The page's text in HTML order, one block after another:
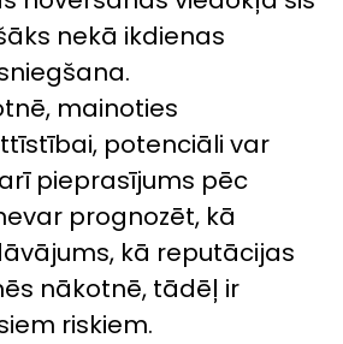
nekā ikdienas
mainoties
potenciāli var
pieprasījums pēc
prognozēt, kā
kā reputācijas
nākotnē, tādēļ ir
riskiem.